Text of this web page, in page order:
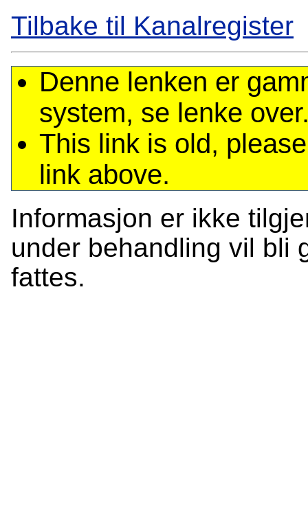
Tilbake til Kanalregister
Denne lenken er
system, se lenke
This link is old,
link above.
Informasjon er ikke
under behandling vil bli
fattes.